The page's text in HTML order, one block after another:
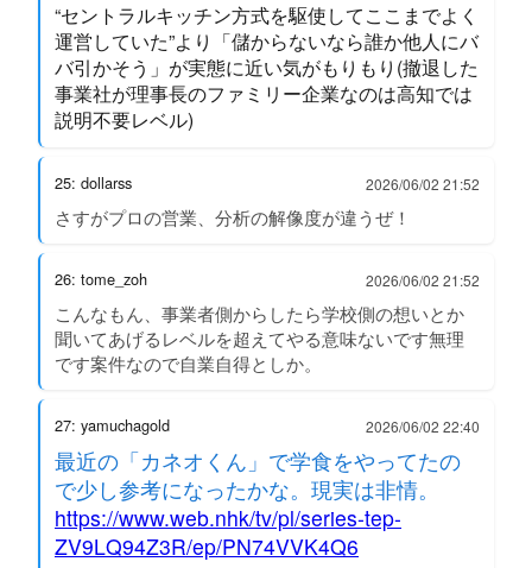
“セントラルキッチン方式を駆使してここまでよく
運営していた”より「儲からないなら誰か他人にバ
バ引かそう」が実態に近い気がもりもり(撤退した
事業社が理事長のファミリー企業なのは高知では
説明不要レベル)
25: dollarss 2026/06/02 21:52
さすがプロの営業、分析の解像度が違うぜ！
26: tome_zoh 2026/06/02 21:52
こんなもん、事業者側からしたら学校側の想いとか
聞いてあげるレベルを超えてやる意味ないです無理
です案件なので自業自得としか。
27: yamuchagold 2026/06/02 22:40
最近の「カネオくん」で学食をやってたの
で少し参考になったかな。現実は非情。
https://www.web.nhk/tv/pl/series-tep-
ZV9LQ94Z3R/ep/PN74VVK4Q6